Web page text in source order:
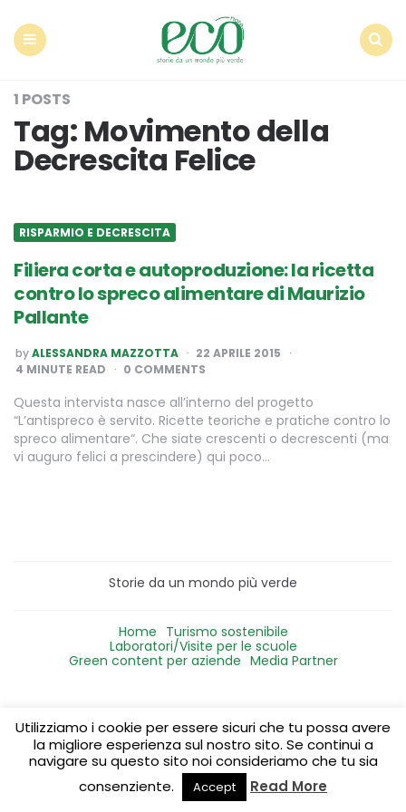
1 POSTS
Tag: Movimento della
Decrescita Felice
RISPARMIO E DECRESCITA
Filiera corta e autoproduzione: la ricetta
contro lo spreco alimentare di Maurizio
Pallante
POSTED
BY
byALESSANDRA MAZZOTTA
22 APRILE 2015
4 MINUTE READ 0 COMMENTS
Questa intervista nasce all’interno del progetto
“L’antispreco è servito. Ricette teoriche e pratiche contro lo
spreco alimentare“. Che siate crescenti o decrescenti (ma
vi auguro felici a prescindere) qui poco…
Storie da un mondo più verde
Home Turismo sostenibile
Laboratori/Visite per le scuole
Green content per aziende Media Partner
Utilizziamo i cookie per essere sicuri che tu possa avere
la migliore esperienza sul nostro sito. Se continui a
navigare su questo sito noi consideriamo che tu sia
consenziente.
Accept Read More